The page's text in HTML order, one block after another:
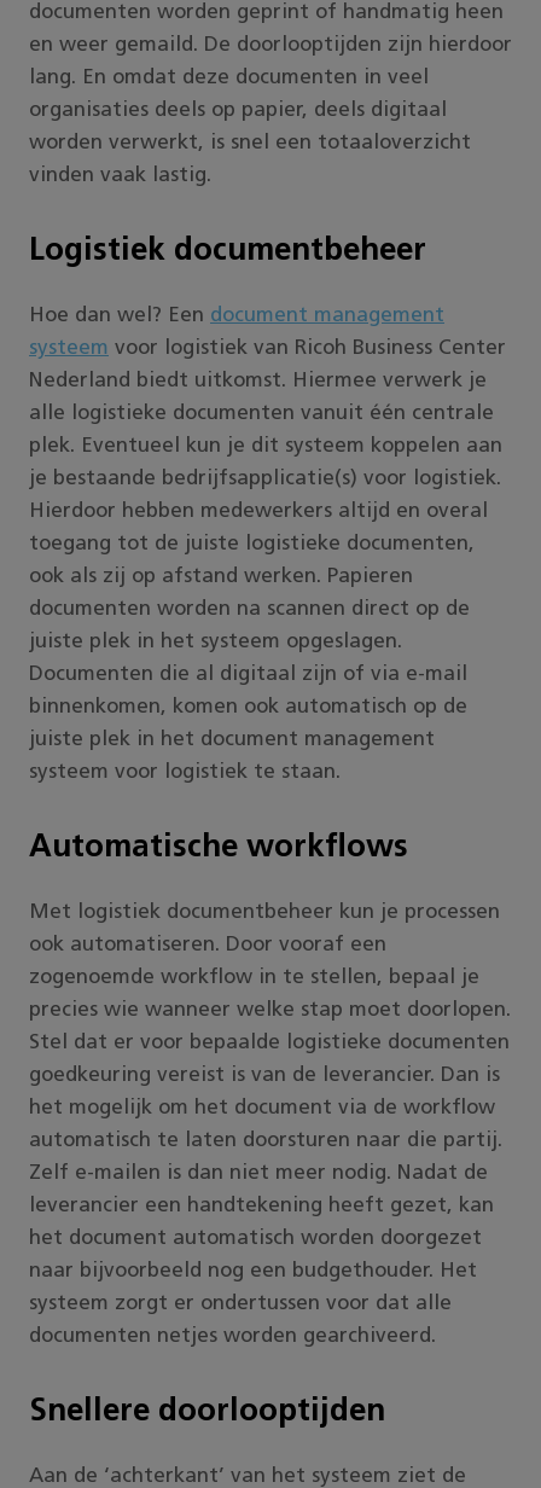
documenten worden geprint of handmatig heen
en weer gemaild. De doorlooptijden zijn hierdoor
lang. En omdat deze documenten in veel
organisaties deels op papier, deels digitaal
worden verwerkt, is snel een totaaloverzicht
vinden vaak lastig.
Logistiek documentbeheer
Hoe dan wel? Een document management
systeem voor logistiek van Ricoh Business Center
Nederland biedt uitkomst. Hiermee verwerk je
alle logistieke documenten vanuit één centrale
plek. Eventueel kun je dit systeem koppelen aan
je bestaande bedrijfsapplicatie(s) voor logistiek.
Hierdoor hebben medewerkers altijd en overal
toegang tot de juiste logistieke documenten,
ook als zij op afstand werken. Papieren
documenten worden na scannen direct op de
juiste plek in het systeem opgeslagen.
Documenten die al digitaal zijn of via e-mail
binnenkomen, komen ook automatisch op de
juiste plek in het document management
systeem voor logistiek te staan.
Automatische workflows
Met logistiek documentbeheer kun je processen
ook automatiseren. Door vooraf een
zogenoemde workflow in te stellen, bepaal je
precies wie wanneer welke stap moet doorlopen.
Stel dat er voor bepaalde logistieke documenten
goedkeuring vereist is van de leverancier. Dan is
het mogelijk om het document via de workflow
automatisch te laten doorsturen naar die partij.
Zelf e-mailen is dan niet meer nodig. Nadat de
leverancier een handtekening heeft gezet, kan
het document automatisch worden doorgezet
naar bijvoorbeeld nog een budgethouder. Het
systeem zorgt er ondertussen voor dat alle
documenten netjes worden gearchiveerd.
Snellere doorlooptijden
Aan de ‘achterkant’ van het systeem ziet de